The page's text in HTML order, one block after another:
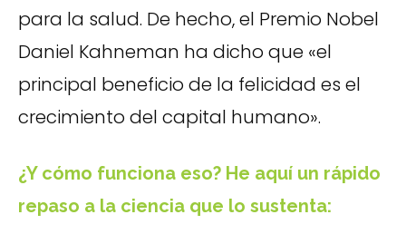
para la salud. De hecho, el Premio Nobel
Daniel Kahneman ha dicho que «el
principal beneficio de la felicidad es el
crecimiento del capital humano».
¿Y cómo funciona eso? He aquí un rápido
repaso a la ciencia que lo sustenta: